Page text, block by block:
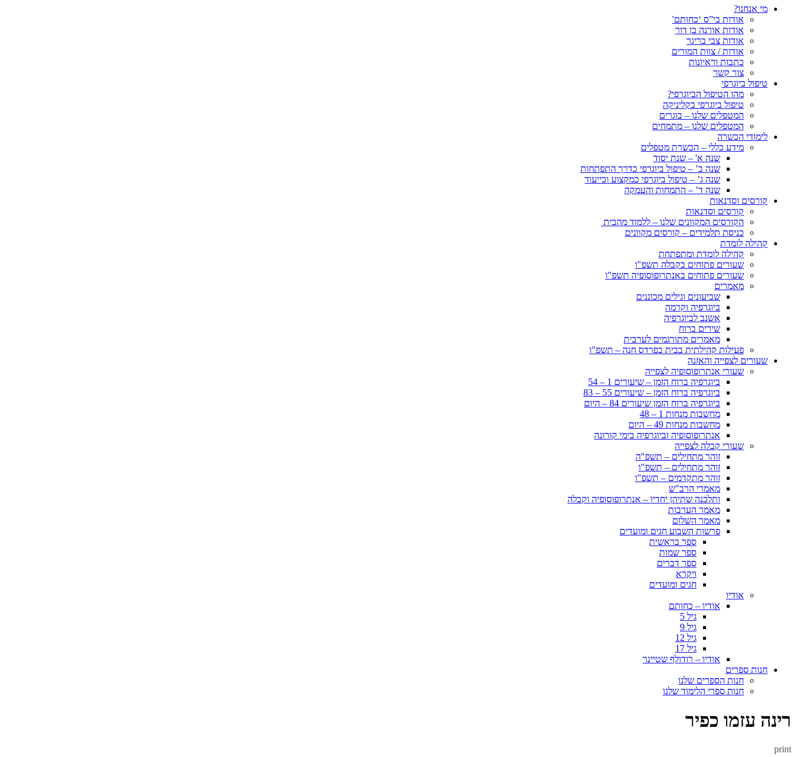
מי אנחנו?
אודות בי”ס ‘כחותם'
אודות אורנה בן דור
אודות צבי בריגר
אודות / צוות המורים
כתבות וראיונות
צור קשר
טיפול ביוגרפי
מהו הטיפול הביוגרפי?
טיפול ביוגרפי בקליניקה
המטפלים שלנו – בוגרים
המטפלים שלנו – מתמחים
לימודי הכשרה
מידע כללי – הכשרת מטפלים
שנה א' – שנת יסוד
שנה ב’ – טיפול ביוגרפי כדרך התפתחות
שנה ג’ – טיפול ביוגרפי כמקצוע וכייעוד
שנה ד’ – התמחות והעמקה
קורסים וסדנאות
קורסים וסדנאות
הקורסים המקוונים שלנו – ללמוד מהבית
כניסת תלמידים – קורסים מקוונים
קהילה לומדת
קהילה לומדת ומתפתחת
שעורים פתוחים בקבלה תשפ"ו
שעורים פתוחים באנתרופוסופיה תשפ"ו
מאמרים
שביעונים וגילים מכוננים
ביוגרפיה וקרמה
אשנב לביוגרפיה
שירים ברוח
מאמרים מתורגמים לערבית
פעילות קהילתית בבית בפרדס חנה – תשפ"ו
שעורים לצפייה והאזנה
שעורי אנתרופוסופיה לצפייה
ביוגרפיה ברוח הזמן – שיעורים 1 – 54
ביוגרפיה ברוח הזמן – שיעורים 55 – 83
ביוגרפיה ברוח הזמן שיעורים 84 – היום
מחשבות מנחות 1 – 48
מחשבות מנחות 49 – היום
אנתרופוסופיה וביוגרפיה בימי קורונה
שעורי קבלה לצפייה
זוהר מתחילים – תשפ"ה
זוהר מתחילים – תשפ"ו
זוהר מתקדמים – תשפ"ו
מאמרי הרב"ש
ותלכנה שתיהן יחדיו – אנתרופוסופיה וקבלה
מאמר הערבות
מאמר השלום
פרשות השבוע חגים ומועדים
ספר בראשית
ספר שמות
ספר דברים
ויקרא
חגים ומועדים
אודיו
אודיו – כחותם
גיל 5
גיל 9
גיל 12
גיל 17
אודיו – רודולף שטיינר
חנות ספרים
חנות הספרים שלנו
חנות ספרי הלימוד שלנו
רינה עזמו כפיר
print